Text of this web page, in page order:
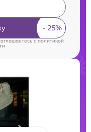
cполитикой